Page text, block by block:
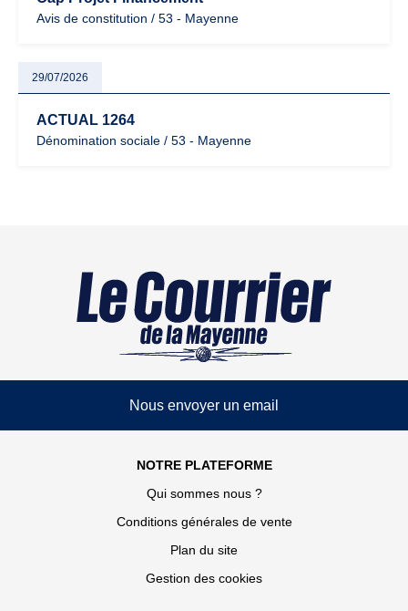
Avis de constitution / 53 - Mayenne
29/07/2026
ACTUAL 1264
Dénomination sociale / 53 - Mayenne
Nous envoyer un email
NOTRE PLATEFORME
Qui sommes nous ?
Conditions générales de vente
Plan du site
Gestion des cookies